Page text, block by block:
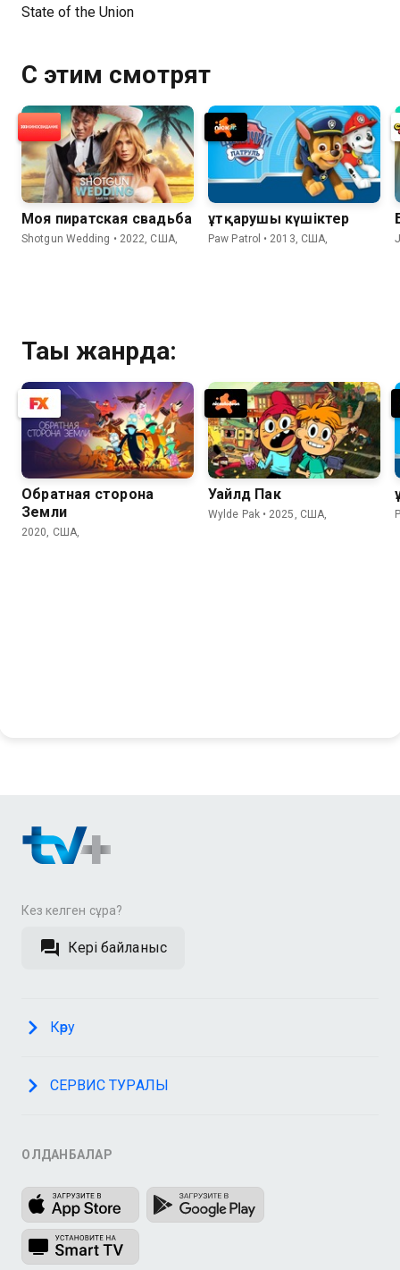
State of the Union
С этим смотрят
Моя пиратская свадьба
Shotgun Wedding • 2022, США,
Құтқарушы күшіктер
Paw Patrol • 2013, США,
Тағы жанрда:
Обратная сторона
Земли
2020, США,
Уайлд Пак
Wylde Pak • 2025, США,
Кез келген сұрақ?
Кері байланыс
Көру
СЕРВИС ТУРАЛЫ
ҚОЛДАНБАЛАР